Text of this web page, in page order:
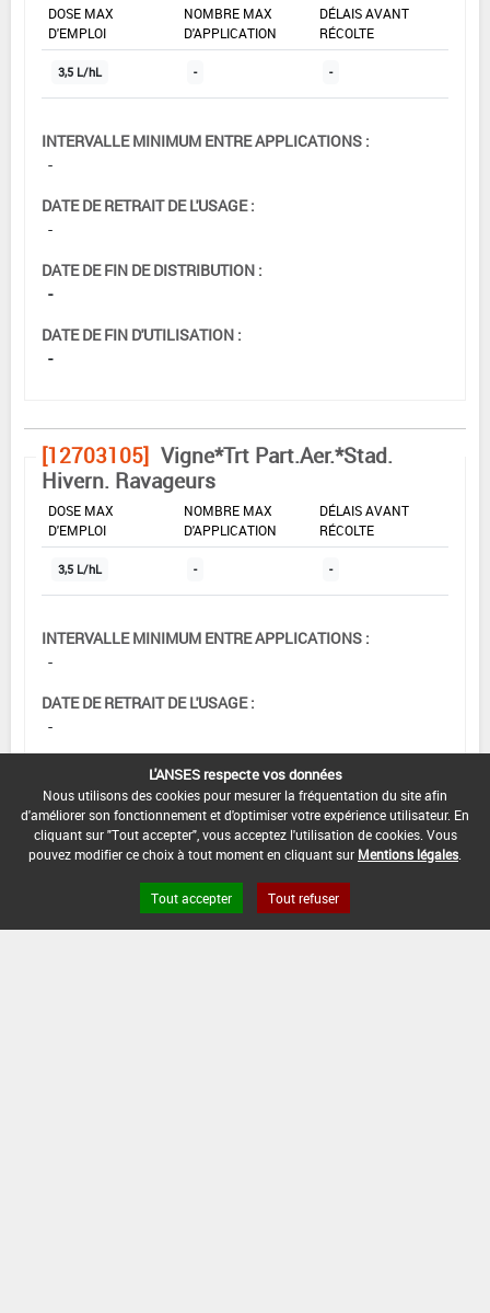
DOSE MAX
D'EMPLOI
NOMBRE MAX
D'APPLICATION
DÉLAIS AVANT
RÉCOLTE
3,5 L/hL - -
INTERVALLE MINIMUM ENTRE APPLICATIONS :
-
DATE DE RETRAIT DE L'USAGE :
-
DATE DE FIN DE DISTRIBUTION :
-
DATE DE FIN D'UTILISATION :
-
[12703105] Vigne*Trt Part.Aer.*Stad.
Hivern. Ravageurs
DOSE MAX
D'EMPLOI
NOMBRE MAX
D'APPLICATION
DÉLAIS AVANT
RÉCOLTE
3,5 L/hL - -
INTERVALLE MINIMUM ENTRE APPLICATIONS :
-
DATE DE RETRAIT DE L'USAGE :
-
DATE DE FIN DE DISTRIBUTION :
-
DATE DE FIN D'UTILISATION :
-
L'ANSES respecte vos données
Nous utilisons des cookies pour mesurer la fréquentation du site afin
d'améliorer son fonctionnement et d'optimiser votre expérience utilisateur. En
cliquant sur "Tout accepter", vous acceptez l'utilisation de cookies. Vous
pouvez modifier ce choix à tout moment en cliquant sur Mentions légales
Tout accepter Tout refuser